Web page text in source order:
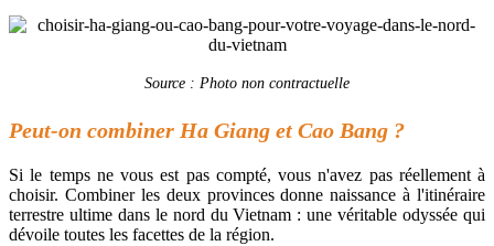
Source : Photo non contractuelle
Peut-on combiner Ha Giang et Cao Bang ?
Si le temps ne vous est pas compté, vous n'avez pas réellement à
choisir. Combiner les deux provinces donne naissance à l'itinéraire
terrestre ultime dans le nord du Vietnam : une véritable odyssée qui
dévoile toutes les facettes de la région.